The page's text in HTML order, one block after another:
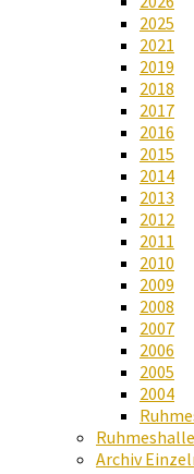
2025
2021
2019
2018
2017
2016
2015
2014
2013
2012
2011
2010
2009
2008
2007
2006
2005
2004
Archiv